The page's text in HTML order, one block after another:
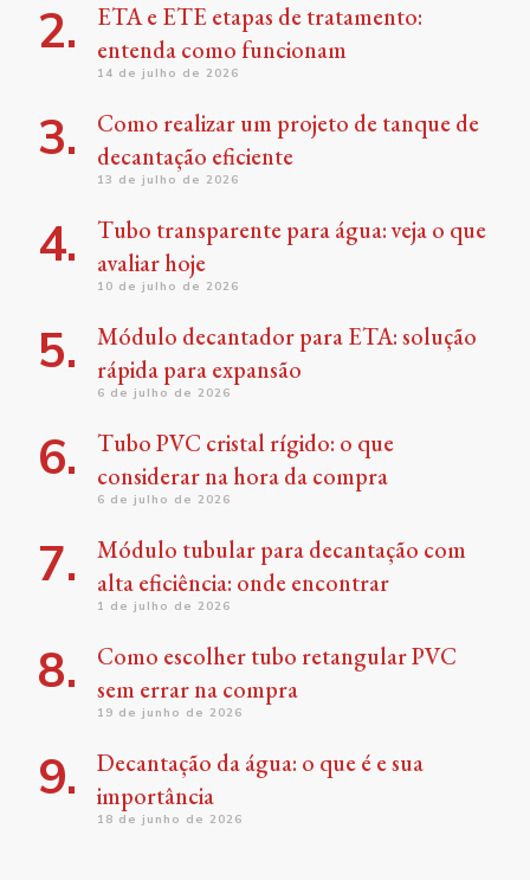
ETA e ETE etapas de tratamento:
entenda como funcionam
14 de julho de 2026
Como realizar um projeto de tanque de
decantação eficiente
13 de julho de 2026
Tubo transparente para água: veja o que
avaliar hoje
10 de julho de 2026
Módulo decantador para ETA: solução
rápida para expansão
6 de julho de 2026
Tubo PVC cristal rígido: o que
considerar na hora da compra
6 de julho de 2026
Módulo tubular para decantação com
alta eficiência: onde encontrar
1 de julho de 2026
Como escolher tubo retangular PVC
sem errar na compra
19 de junho de 2026
Decantação da água: o que é e sua
importância
18 de junho de 2026